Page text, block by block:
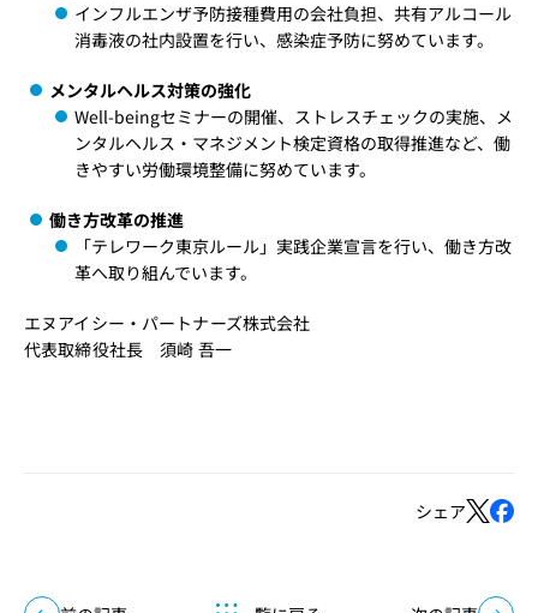
インフルエンザ予防接種費用の会社負担、共有アルコール
消毒液の社内設置を行い、感染症予防に努めています。
メンタルヘルス対策の強化
Well-beingセミナーの開催、ストレスチェックの実施、メ
ンタルヘルス・マネジメント検定資格の取得推進など、働
きやすい労働環境整備に努めています。
働き方改革の推進
「テレワーク東京ルール」実践企業宣言を行い、働き方改
革へ取り組んでいます。
エヌアイシー・パートナーズ株式会社
代表取締役社長 須崎 吾一
シェア